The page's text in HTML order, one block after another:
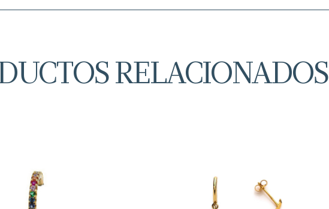
RELACIONADOS